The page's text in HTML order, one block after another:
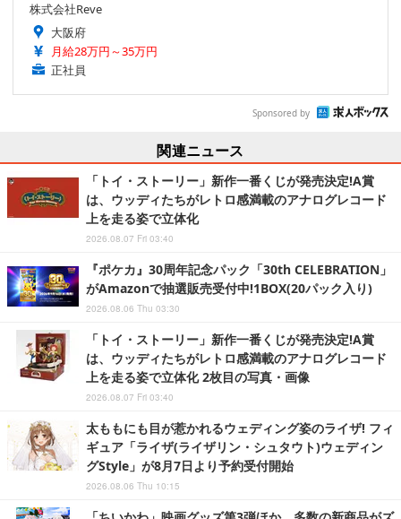
株式会社Reve
大阪府
月給28万円～35万円
正社員
Sponsored by
関連ニュース
「トイ・ストーリー」新作一番くじが発売決定!A賞
は、ウッディたちがレトロ感満載のアナログレコード
上を走る姿で立体化
2026.08.07 Fri 03:40
『ポケカ』30周年記念パック「30th CELEBRATION」
がAmazonで抽選販売受付中!1BOX(20パック入り)
2026.08.06 Thu 03:30
「トイ・ストーリー」新作一番くじが発売決定!A賞
は、ウッディたちがレトロ感満載のアナログレコード
上を走る姿で立体化 2枚目の写真・画像
2026.08.07 Fri 03:40
太ももにも目が惹かれるウェディング姿のライザ! フィ
ギュア「ライザ(ライザリン・シュタウト)ウェディン
グStyle」が8月7日より予約受付開始
2026.08.06 Thu 10:15